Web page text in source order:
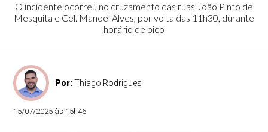
O incidente ocorreu no cruzamento das ruas João Pinto de
Mesquita e Cel. Manoel Alves, por volta das 11h30, durante
horário de pico
Por:Thiago Rodrigues
15/07/2025 às 15h46